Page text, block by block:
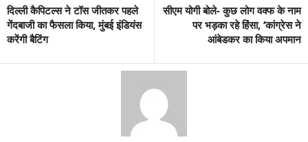
दिल्ली कैपिटल्स ने टॉस जीतकर पहले
गेंदबाजी का फैसला किया, मुंबई इंडियंस
करेंगी बैटिंग
सीएम योगी बोले- कुछ लोग वक्फ के नाम
पर भड़का रहे हिंसा, ‘कांग्रेस ने
आंबेडकर का किया अपमान